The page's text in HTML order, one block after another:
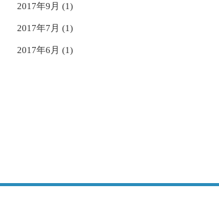
2017年9月 (1)
2017年7月 (1)
2017年6月 (1)